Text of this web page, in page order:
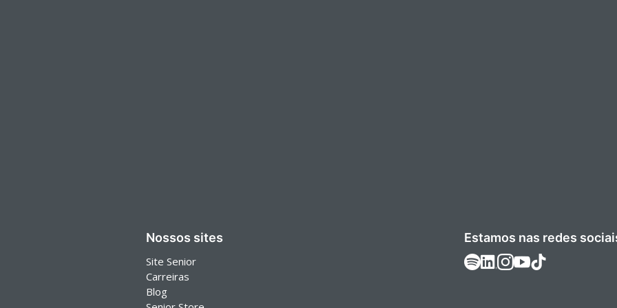
Nossos sites
Site Senior
Carreiras
Blog
Estamos nas redes